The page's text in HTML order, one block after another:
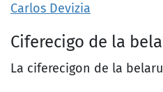
Carlos Devizia
Ciferecigo de la
La ciferecigon de la